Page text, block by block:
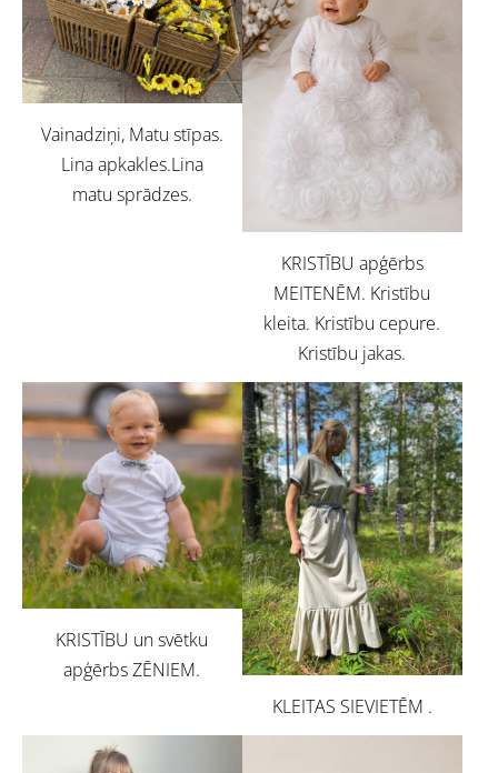
Vainadziņi, Matu stīpas.
Lina apkakles.Lina
matu sprādzes.
KRISTĪBU apģērbs
MEITENĒM. Kristību
kleita. Kristību cepure.
Kristību jakas.
KRISTĪBU un svētku
apģērbs ZĒNIEM.
KLEITAS SIEVIETĒM .